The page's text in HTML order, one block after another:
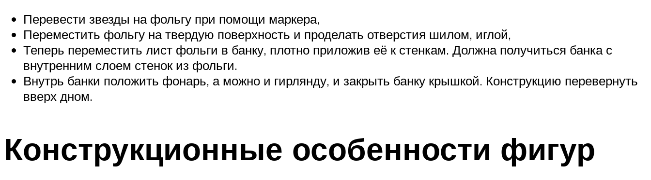
Перевести звезды на фольгу при помощи маркера,
Переместить фольгу на твердую поверхность и проделать отверстия шилом, иглой,
Теперь переместить лист фольги в банку, плотно приложив её к стенкам. Должна получиться банка с
внутренним слоем стенок из фольги.
Внутрь банки положить фонарь, а можно и гирлянду, и закрыть банку крышкой. Конструкцию перевернуть
вверх дном.
Конструкционные особенности фигур